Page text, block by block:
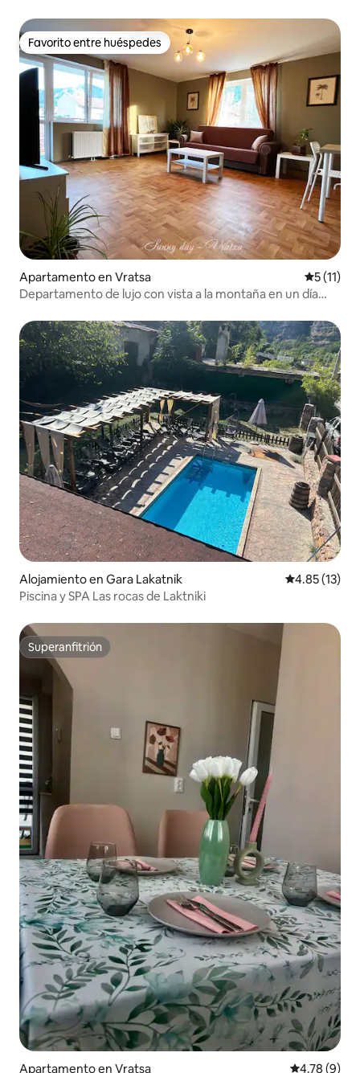
Favorito entre huéspedes
Favorito entre huéspedes
Apartamento en Vratsa
5 (11)
Departamento de lujo con vista a la montaña en un día
Alojamiento en Gara Lakatnik Calificación
4.85 (13)
Piscina y SPA Las rocas de Laktniki
Superanfitrión
Superanfitrión
Apartamento en Vratsa Calificación
4.78 (9)